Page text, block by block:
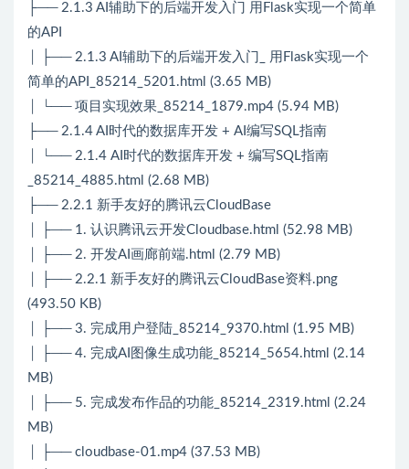
├── 2.1.3 AI辅助下的后端开发入门 用Flask实现一个简单
的API
│ ├── 2.1.3 AI辅助下的后端开发入门_ 用Flask实现一个
简单的API_85214_5201.html (3.65 MB)
│ └── 项目实现效果_85214_1879.mp4 (5.94 MB)
├── 2.1.4 AI时代的数据库开发 + AI编写SQL指南
│ └── 2.1.4 AI时代的数据库开发 + 编写SQL指南
_85214_4885.html (2.68 MB)
├── 2.2.1 新手友好的腾讯云CloudBase
│ ├── 1. 认识腾讯云开发Cloudbase.html (52.98 MB)
│ ├── 2. 开发AI画廊前端.html (2.79 MB)
│ ├── 2.2.1 新手友好的腾讯云CloudBase资料.png
(493.50 KB)
│ ├── 3. 完成用户登陆_85214_9370.html (1.95 MB)
│ ├── 4. 完成AI图像生成功能_85214_5654.html (2.14
MB)
│ ├── 5. 完成发布作品的功能_85214_2319.html (2.24
MB)
│ ├── cloudbase-01.mp4 (37.53 MB)